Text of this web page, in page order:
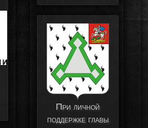
При личной
поддержке главы